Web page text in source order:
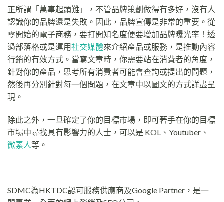
正所謂「萬事起頭難」，不管品牌策劃做得有多好，沒有人
認識你的品牌還是失敗。因此，品牌宣傳是非常的重要。從
零開始的電子商務，要打開知名度便要增加品牌曝光率！透
過部落格或是運用社交媒體來介紹產品或服務，是推動內容
行銷的有效方式。當寫文章時，你需要站在消費者的角度，
針對你的產品，思考所有消費者可能會查詢或提出的問題，
然後再分別針對每一個問題，在文章中以圖文的方式詳盡呈
現。
除此之外，一旦確定了你的目標市場，即可著手在你的目標
市場中尋找具有影響力的人士，可以是 KOL、Youtuber、
微素人等。
SDMC為HKTDC認可服務供應商及Google Partner，是一